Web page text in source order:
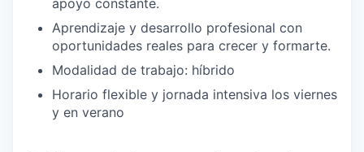
apoyo constante.
Aprendizaje y desarrollo profesional con
oportunidades reales para crecer y formarte.
Modalidad de trabajo: híbrido
Horario flexible y jornada intensiva los viernes
y en verano